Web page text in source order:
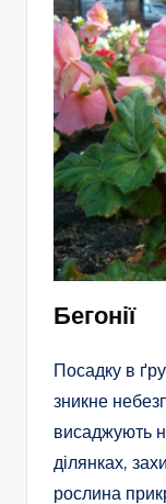
Бегонії
Посадку в
зникне
висаджують
ділянках,
рослина